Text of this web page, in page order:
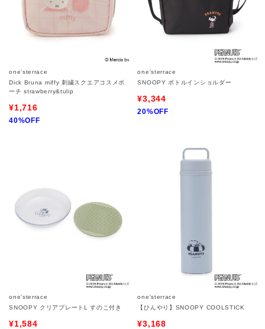
one'sterrace
Dick Bruna miffy 刺繍スクエアコスメポ
ーチ strawberry&tulip
¥1,716
40%OFF
one'sterrace
SNOOPY ボトルインショルダー
¥3,344
20%OFF
one'sterrace
SNOOPY クリアプレートL すのこ付き
¥1,584
one'sterrace
【ひんやり】SNOOPY COOLSTICK
¥3,168